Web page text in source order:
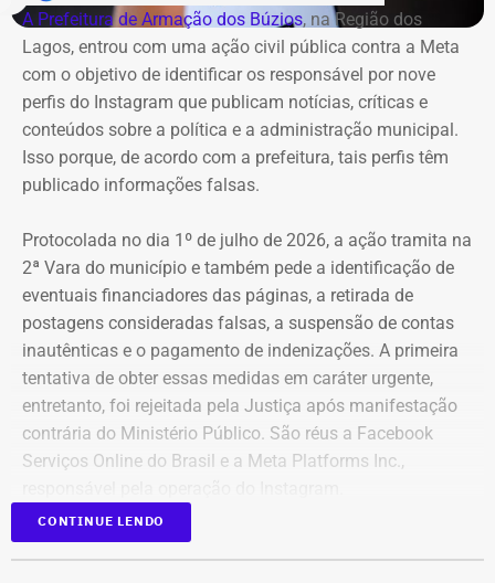
A Prefeitura de Armação dos Búzios, na Região dos
Lagos, entrou com uma ação civil pública contra a Meta
com o objetivo de identificar os responsável por nove
perfis do Instagram que publicam notícias, críticas e
conteúdos sobre a política e a administração municipal.
Isso porque, de acordo com a prefeitura, tais perfis têm
publicado informações falsas.
Protocolada no dia 1º de julho de 2026, a ação tramita na
2ª Vara do município e também pede a identificação de
eventuais financiadores das páginas, a retirada de
postagens consideradas falsas, a suspensão de contas
inautênticas e o pagamento de indenizações. A primeira
tentativa de obter essas medidas em caráter urgente,
entretanto, foi rejeitada pela Justiça após manifestação
contrária do Ministério Público. São réus a Facebook
Serviços Online do Brasil e a Meta Platforms Inc.,
Os administradores dos perfis não foram incluídos no
CONTINUE LENDO